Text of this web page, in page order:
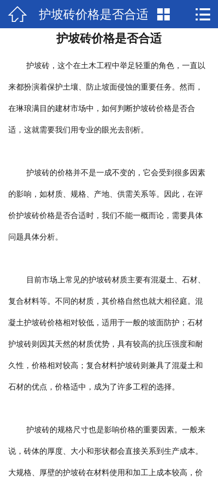
 网站首页
产品展示
新闻中心
检验报告
关于兴圣
视频中心
 护坡砖价格是否合适  
护坡砖价格是否合适
护坡砖，这个在土木工程中举足轻重的角色，一直以
来都扮演着保护土壤、防止坡面侵蚀的重要任务。然而，
在琳琅满目的建材市场中，如何判断护坡砖价格是否合
适，这就需要我们用专业的眼光去剖析。
护坡砖的价格并不是一成不变的，它会受到很多因素
的影响，如材质、规格、产地、供需关系等。因此，在评
价护坡砖价格是否合适时，我们不能一概而论，需要具体
问题具体分析。
目前市场上常见的护坡砖材质主要有混凝土、石材、
复合材料等。不同的材质，其价格自然也就大相径庭。混
凝土护坡砖价格相对较低，适用于一般的坡面防护；石材
护坡砖则因其天然的材质优势，具有较高的抗压强度和耐
久性，价格相对较高；复合材料护坡砖则兼具了混凝土和
石材的优点，价格适中，成为了许多工程的选择。
护坡砖的规格尺寸也是影响价格的重要因素。一般来
说，砖体的厚度、大小和形状都会直接关系到生产成本。
大规格、厚壁的护坡砖在材料使用和加工上成本较高，价